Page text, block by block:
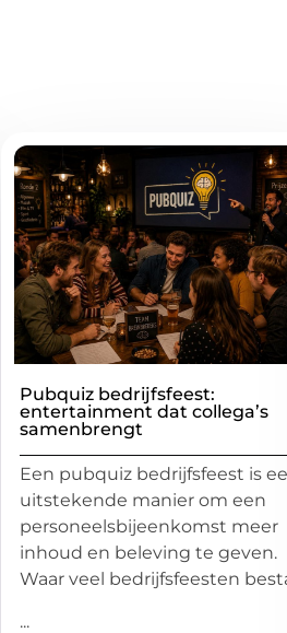
Pubquiz bedrijfsfeest:
entertainment dat collega’s
samenbrengt
Een pubquiz bedrijfsfeest is
uitstekende manier om een
personeelsbijeenkomst meer
inhoud en beleving te geven.
Waar veel bedrijfsfeesten
...